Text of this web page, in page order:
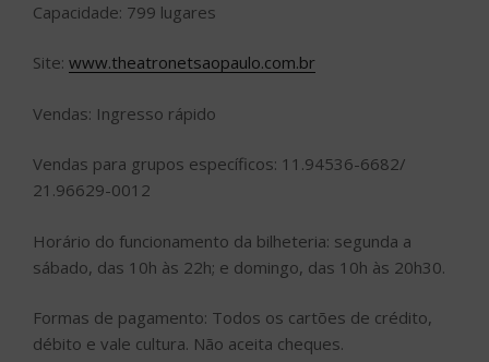
Capacidade: 799 lugares
Site: www.theatronetsaopaulo.com.br
Vendas: Ingresso rápido
Vendas para grupos específicos: 11.94536-6682/
21.96629-0012
Horário do funcionamento da bilheteria: segunda a
sábado, das 10h às 22h; e domingo, das 10h às 20h30.
Formas de pagamento: Todos os cartões de crédito,
débito e vale cultura. Não aceita cheques.